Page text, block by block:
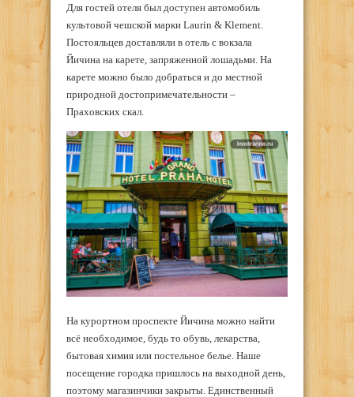
Для гостей отеля был доступен автомобиль
культовой чешской марки Laurin & Klement.
Постояльцев доставляли в отель с вокзала
Йичина на карете, запряженной лошадьми. На
карете можно было добраться и до местной
природной достопримечательности –
Праховских скал.
На курортном проспекте Йичина можно найти
всё необходимое, будь то обувь, лекарства,
бытовая химия или постельное белье. Наше
посещение городка пришлось на выходной день,
поэтому магазинчики закрыты. Единственный